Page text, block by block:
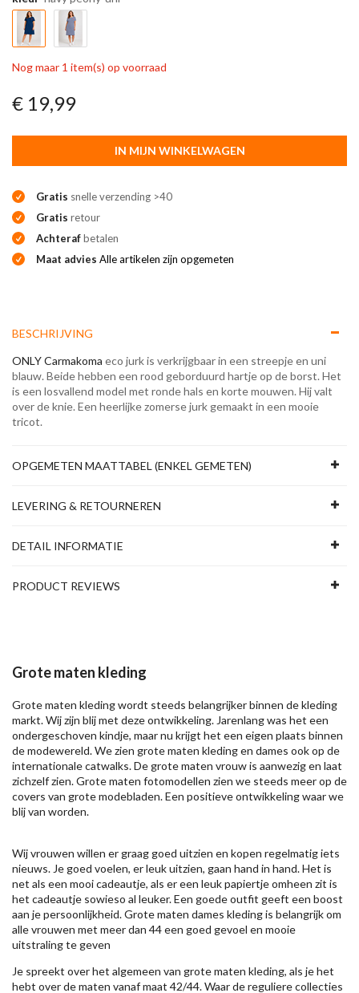
Nog maar 1 item(s) op voorraad
€ 19,99
IN MIJN WINKELWAGEN
Gratis snelle verzending >40
Gratis retour
Achterafbetalen
Maat advies Alle artikelen zijn opgemeten
BESCHRIJVING
ONLY Carmakoma eco jurk is verkrijgbaar in een streepje en uni
blauw. Beide hebben een rood geborduurd hartje op de borst. Het
is een losvallend model met ronde hals en korte mouwen. Hij valt
over de knie. Een heerlijke zomerse jurk gemaakt in een mooie
tricot.
OPGEMETEN MAATTABEL (ENKEL GEMETEN)
LEVERING & RETOURNEREN
DETAIL INFORMATIE
PRODUCT REVIEWS
Grote maten kleding
Grote maten kleding wordt steeds belangrijker binnen de kleding
markt. Wij zijn blij met deze ontwikkeling. Jarenlang was het een
ondergeschoven kindje, maar nu krijgt het een eigen plaats binnen
de modewereld. We zien grote maten kleding en dames ook op de
internationale catwalks. De grote maten vrouw is aanwezig en laat
zichzelf zien. Grote maten fotomodellen zien we steeds meer op de
covers van grote modebladen. Een positieve ontwikkeling waar we
blij van worden.
Wij vrouwen willen er graag goed uitzien en kopen regelmatig iets
nieuws. Je goed voelen, er leuk uitzien, gaan hand in hand. Het is
net als een mooi cadeautje, als er een leuk papiertje omheen zit is
het cadeautje sowieso al leuker. Een goede outfit geeft een boost
aan je persoonlijkheid. Grote maten dames kleding is belangrijk om
alle vrouwen met meer dan 44 een goed gevoel en mooie
uitstraling te geven
Je spreekt over het algemeen van grote maten kleding, als je het
hebt over de maten vanaf maat 42/44. Waar de reguliere collecties